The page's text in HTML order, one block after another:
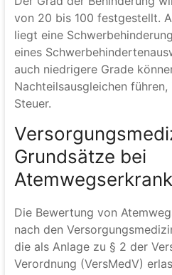
von 20 bis 100 festgestellt.
liegt eine
eines
auch niedrigere Grade
Nachteilsausgleichen
Steuer.
Grundsätze bei
Die Bewertung von
nach den
die als Anlage zu § 2 der
Verordnung (VersMedV)